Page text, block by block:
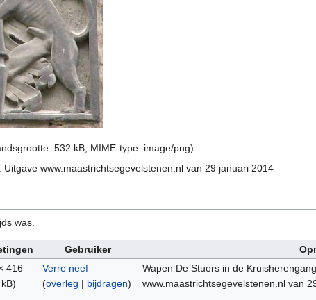
532 kB, MIME-type: image/png)
www.maastrichtsegevelstenen.nl van 29 januari 2014
was.
Gebruiker
416
Verre neef
(overleg | bijdragen)
Wapen De Stuers in de
www.maastrichtsegevelstenen.nl van